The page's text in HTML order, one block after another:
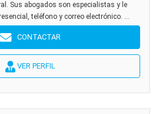
Sus abogados son especialistas y le
teléfono y correo electrónico. ...
CONTACTAR
VER PERFIL